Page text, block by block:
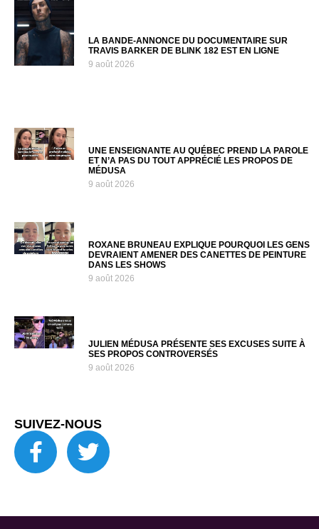
LA BANDE-ANNONCE DU DOCUMENTAIRE SUR
TRAVIS BARKER DE BLINK 182 EST EN LIGNE
9 août 2026
UNE ENSEIGNANTE AU QUÉBEC PREND LA PAROLE
ET N’A PAS DU TOUT APPRÉCIÉ LES PROPOS DE
MÉDUSA
9 août 2026
ROXANE BRUNEAU EXPLIQUE POURQUOI LES GENS
DEVRAIENT AMENER DES CANETTES DE PEINTURE
DANS LES SHOWS
9 août 2026
JULIEN MÉDUSA PRÉSENTE SES EXCUSES SUITE À
SES PROPOS CONTROVERSÉS
9 août 2026
SUIVEZ-NOUS